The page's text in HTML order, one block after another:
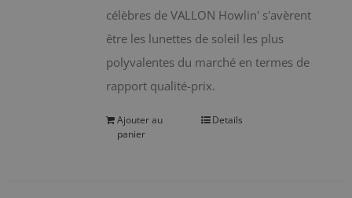
célèbres de VALLON Howlin' s'avèrent
être les lunettes de soleil les plus
polyvalentes du marché en termes de
rapport qualité-prix.
Ajouter au
panier
Details